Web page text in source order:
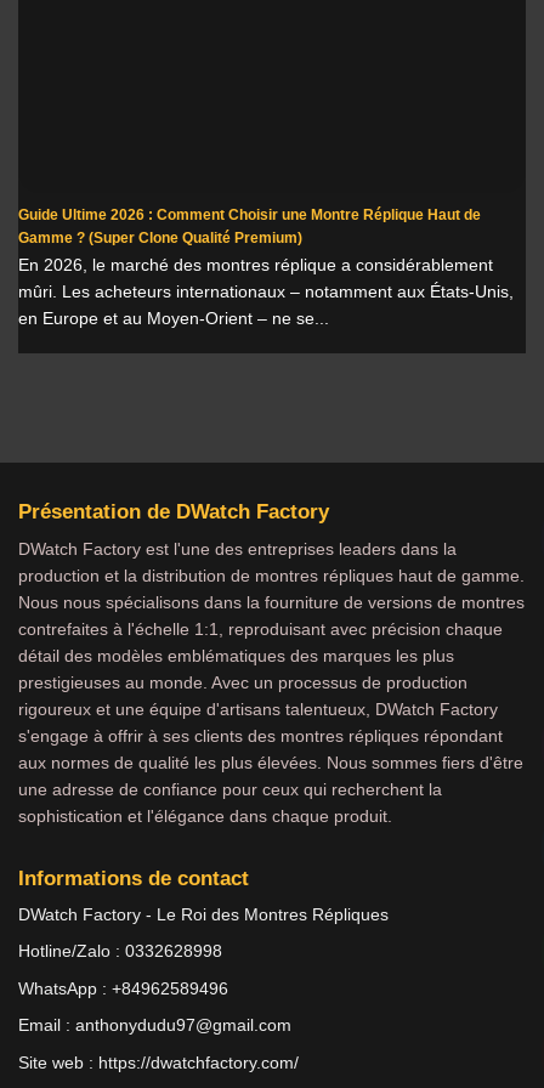
Guide Ultime 2026 : Comment Choisir une Montre Réplique Haut de
Gamme ? (Super Clone Qualité Premium)
En 2026, le marché des montres réplique a considérablement
mûri. Les acheteurs internationaux – notamment aux États-Unis,
en Europe et au Moyen-Orient – ne se...
Présentation de DWatch Factory
DWatch Factory est l'une des entreprises leaders dans la
production et la distribution de montres répliques haut de gamme.
Nous nous spécialisons dans la fourniture de versions de montres
contrefaites à l'échelle 1:1, reproduisant avec précision chaque
détail des modèles emblématiques des marques les plus
prestigieuses au monde. Avec un processus de production
rigoureux et une équipe d'artisans talentueux, DWatch Factory
s'engage à offrir à ses clients des montres répliques répondant
aux normes de qualité les plus élevées. Nous sommes fiers d'être
une adresse de confiance pour ceux qui recherchent la
sophistication et l'élégance dans chaque produit.
Informations de contact
DWatch Factory - Le Roi des Montres Répliques
Hotline/Zalo : 0332628998
WhatsApp : +84962589496
Email : anthonydudu97@gmail.com
Site web : https://dwatchfactory.com/